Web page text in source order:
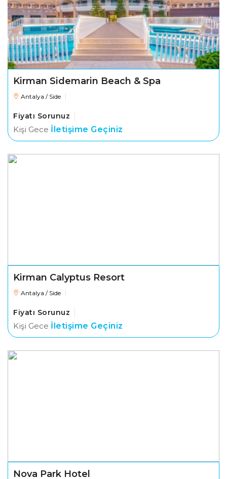
Kirman Sidemarin Beach & Spa
Antalya / Side
Fiyatı Sorunuz
Kişi Gece İletişime Geçiniz
Kirman Calyptus Resort
Antalya / Side
Fiyatı Sorunuz
Kişi Gece İletişime Geçiniz
Nova Park Hotel